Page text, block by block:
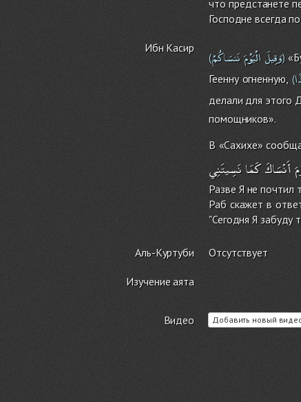
что предстанете
Господне всегда
Ибн Касир
( وَقِيلَالْيَوْمَنَنسَاكُمْ )
Геенну огненную, (
делали для этого
помощников».
В «Сахихе»
أَنْسَاكَكَمَانَسِيتَنِي
Разве Я не почтил
Раб скажет в
"Сегодня Я забуду
Аль-Куртуби Отсутствует
Изучение аята
Видео Добавить новый